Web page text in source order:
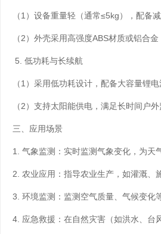
（1）设备重量轻（通常≤5kg），配备
（2）外壳采用高强度ABS材质或铝合
5. 低功耗与长续航
（1）采用低功耗设计，配备大容量锂
（2）支持太阳能供电，满足长时间户外
三、应用场景
1. 气象监测：实时监测气象变化，为天
2. 农业应用：指导农业生产，如灌溉、
3. 环境监测：监测空气质量、气候变化
4. 应急救援：在自然灾害（如洪水、台